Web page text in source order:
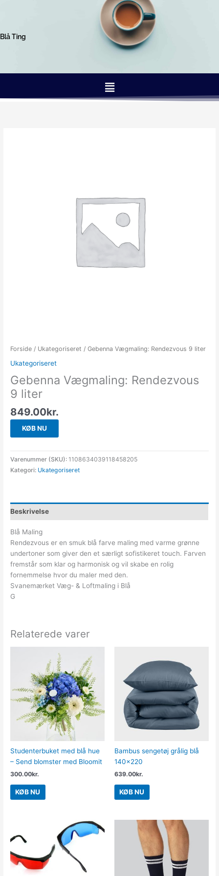
Blå Ting
Menu
Forside / Ukategoriseret / Gebenna Vægmaling: Rendezvous 9 liter
Ukategoriseret
Gebenna Vægmaling: Rendezvous
9 liter
849.00kr.
KØB NU
Varenummer (SKU): 1108634039118458205
Kategori: Ukategoriseret
Beskrivelse
Blå Maling
Rendezvous er en smuk blå farve maling med varme grønne
undertoner som giver den et særligt sofistikeret touch. Farven
fremstår som klar og harmonisk og vil skabe en rolig
fornemmelse hvor du maler med den.
Svanemærket Væg- & Loftmaling i Blå
G
Relaterede varer
Studenterbuket med blå hue
– Send blomster med Bloomit
300.00kr.
KØB NU
Bambus sengetøj grålig blå
140×220
639.00kr.
KØB NU